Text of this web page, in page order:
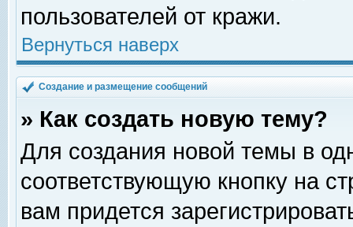
пользователей от кражи.
Вернуться наверх
Создание и размещение сообщений
» Как создать новую тему?
Для создания новой темы в
соответствующую кнопку на
вам придется